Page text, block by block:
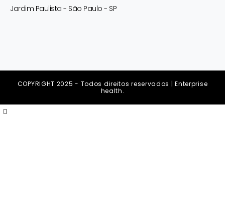
Jardim Paulista - São Paulo - SP
COPYRIGHT 2025 - Todos direitos reservados | Enterprise
health.